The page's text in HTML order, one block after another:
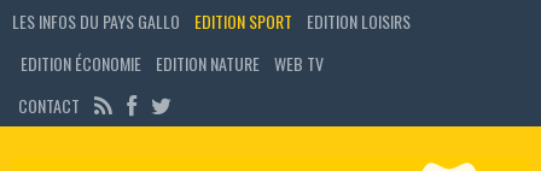
LES INFOS DU PAYS GALLO EDITION SPORT
EDITION LOISIRS
EDITION ÉCONOMIE
EDITION NATURE WEB TV
CONTACT